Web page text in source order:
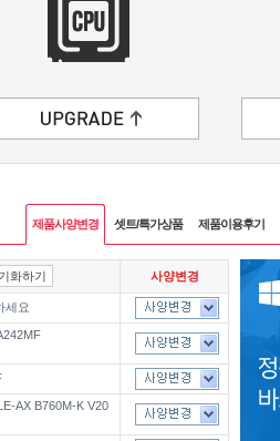
제품사양변경 셋트/특가상품 제품이용후기
화하기 사양변경
세요
AX B760M-K V20